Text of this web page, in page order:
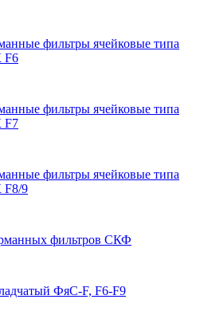
фильтры ячейковые типа
F6
фильтры ячейковые типа
F7
фильтры ячейковые типа
9
фильтров СКФ
ФяС-F, F6-F9